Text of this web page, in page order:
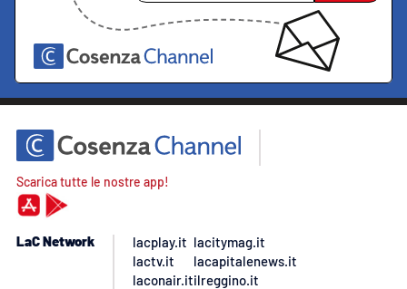
Scarica tutte le nostre app!
LaC Network
lacplay.it
lactv.it
laconair.it
lacitymag.it
lacapitalenews.it
ilreggino.it